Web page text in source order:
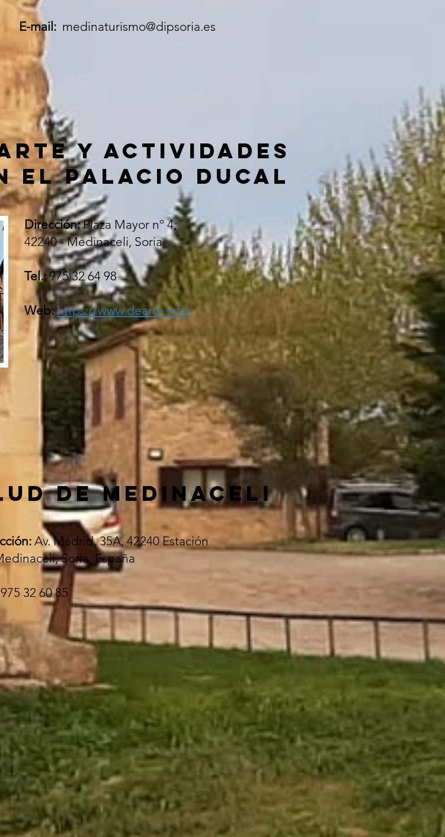
E-mail: medinaturismo@dipsoria.es
Y ACTIVIDADES
EL PALACIO DUCAL
Dirección:Plaza Mayor nº 4,
42240 - Medinaceli, Soria
Tel.:975 32 64 98
Web:https://www.dearte.info/
DE MEDINACELI
Av. Madrid, 35A, 42240 Estación
Soria, España
975 32 60 85